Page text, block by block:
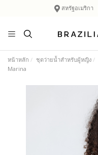
สหรัฐอเมริกา
หน้าหลัก ชุดว่ายน้ำสำหรับผู้หญิง
Marina